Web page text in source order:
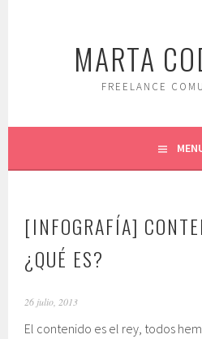
MARTA
FREELANCE
[INFOGRAFÍA]
¿QUÉ ES?
26 julio, 2013
El contenido es el rey, todos